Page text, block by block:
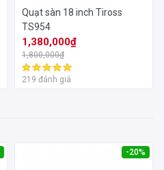
Quạt sàn 18 inch Tiross
TS954
1,380,000₫
1,800,000₫
219 đánh giá
-20%